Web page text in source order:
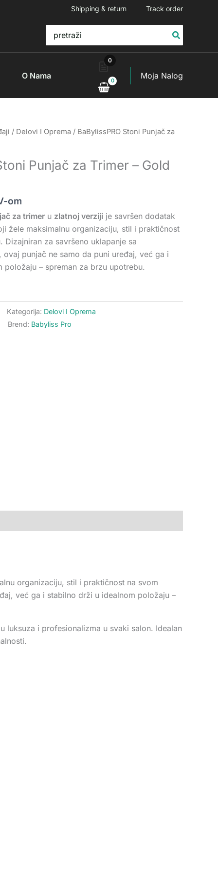
Shipping & return Track order
for:
O Nama
0
Moja Nalog
/ Delovi I Oprema / BaBylissPRO Stoni Punjač za
Punjač za Trimer – Gold
om
za trimer u zlatnoj verziji je savršen dodatak
žele maksimalnu organizaciju, stil i praktičnost
Dizajniran za savršeno uklapanje sa
, ovaj punjač ne samo da puni uređaj, već ga i
položaju – spreman za brzu upotrebu.
Kategorija: Delovi I Oprema
Brend: Babyliss Pro
organizaciju, stil i praktičnost na svom
već ga i stabilno drži u idealnom položaju –
i profesionalizma u svaki salon. Idealan